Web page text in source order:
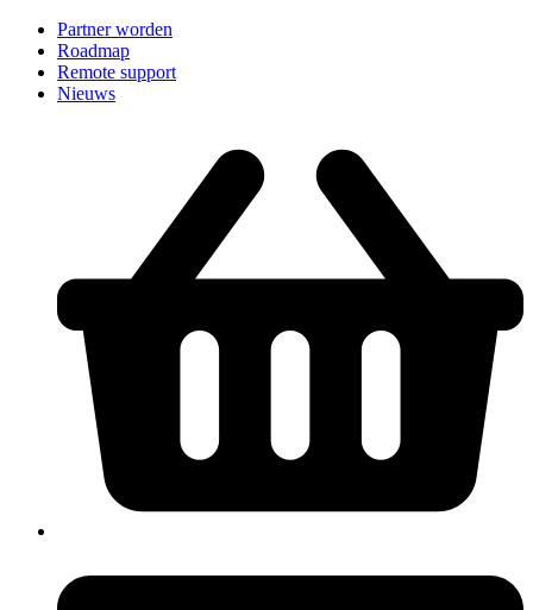
Partner worden
Roadmap
Remote support
Nieuws